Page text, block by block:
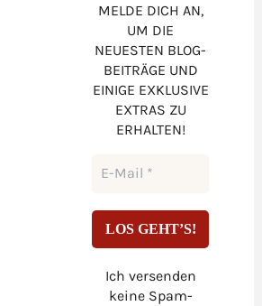
MELDE DICH AN,
UM DIE
NEUESTEN BLOG-
BEITRÄGE UND
EINIGE EXKLUSIVE
EXTRAS ZU
ERHALTEN!
Ich versenden
keine Spam-